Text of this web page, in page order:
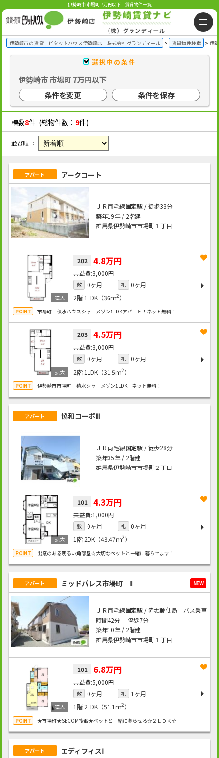
伊勢崎市 市場町 7万円以下｜賃貸物件一覧
伊勢崎市の賃貸｜ピタットハウス伊勢崎店｜株式会社グランディール 賃貸物件検索 伊
選択中の条件
伊勢崎市 市場町 7万円以下
条件を変更
条件を保存
棟数8件 (総物件数： 9件)
並び順 ：
アパート アークコート
ＪＲ両毛線国定駅/ 徒歩33分
築年19年 / 2階建
群馬県伊勢崎市市場町１丁目
202 4.8万円
3,000円
敷 0ヶ月 礼
0ヶ月
2階 1LDK（36ｍ2）
市場町 積水ハウスシャーメゾン1LDKアパート！ネット無料！
203 4.5万円
3,000円
敷 0ヶ月 礼
0ヶ月
2階 1LDK（31.5ｍ2）
伊勢崎市市場町 積水シャーメゾン1LDK ネット無料！
アパート 協和コーポⅢ
ＪＲ両毛線国定駅/ 徒歩28分
築年35年 / 2階建
群馬県伊勢崎市市場町２丁目
101 4.3万円
1,000円
敷 0ヶ月 礼
0ヶ月
1階 2DK（43.47ｍ2）
出窓のある明るい角部屋☆大切なペットと一緒に暮らせます！
アパート ミッドパレス市場町 Ⅱ NEW
ＪＲ両毛線国定駅/ 赤堀郵便局 バス乗車
時間42分 停歩7分
築年10年 / 2階建
群馬県伊勢崎市市場町１丁目
101 6.8万円
5,000円
敷 0ヶ月 礼
1ヶ月
1階 2LDK（51.1ｍ2）
★市場町★SECOM搭載★ペットと一緒に暮らせる☆２ＬＤＫ☆
アパート エディフィスⅠ